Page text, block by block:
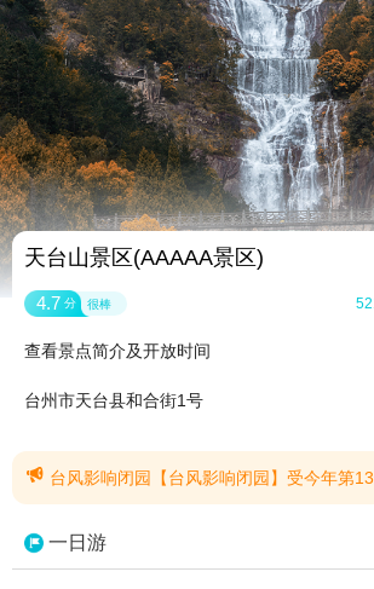
天台山景区(AAAAA景区)
4.7 分 很棒
查看景点简介及开放时间
台州市天台县和合街1号
 台风影响闭园【台风影响闭园】受今年第13号台风“白海豚”影响，为确保广大游客朋友的人身安全，天台山旅游集团旗下部分景区：天台山大瀑布（琼台仙谷）景区、石梁景区、寒山景区、华顶景区、赤城山景区、始丰湖夜游；自8月7日（星期五）起暂时关
一日游
